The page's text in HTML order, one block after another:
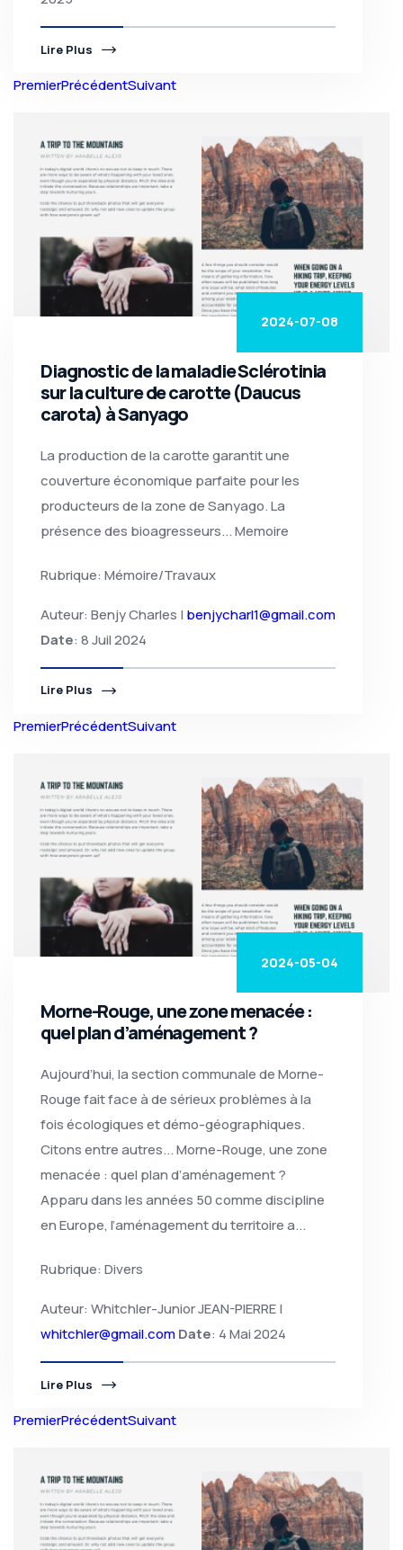
Lire Plus
PremierPrécédentSuivant
2024-07-08
Diagnostic de la maladie Sclérotinia
sur la culture de carotte (Daucus
carota) à Sanyago
La production de la carotte garantit une
couverture économique parfaite pour les
producteurs de la zone de Sanyago. La
présence des bioagresseurs... Memoire
Rubrique: Mémoire/Travaux
Auteur: Benjy Charles | benjycharl1@gmail.com
Date: 8 Juil 2024
Lire Plus
PremierPrécédentSuivant
2024-05-04
Morne-Rouge, une zone menacée :
quel plan d’aménagement ?
Aujourd’hui, la section communale de Morne-
Rouge fait face à de sérieux problèmes à la
fois écologiques et démo-géographiques.
Citons entre autres... Morne-Rouge, une zone
menacée : quel plan d’aménagement ?
Apparu dans les années 50 comme discipline
en Europe, l’aménagement du territoire a...
Rubrique: Divers
Auteur: Whitchler-Junior JEAN-PIERRE |
whitchler@gmail.comDate: 4 Mai 2024
Lire Plus
PremierPrécédentSuivant